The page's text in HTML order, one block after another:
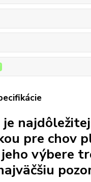
pre chov
výbere